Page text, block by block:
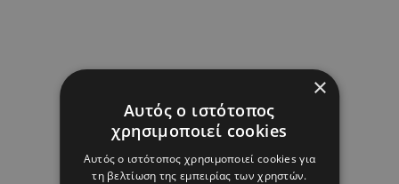
×
Αυτός ο ιστότοπος
χρησιμοποιεί cookies
Αυτός ο ιστότοπος χρησιμοποιεί cookies για
τη βελτίωση της εμπειρίας των χρηστών.